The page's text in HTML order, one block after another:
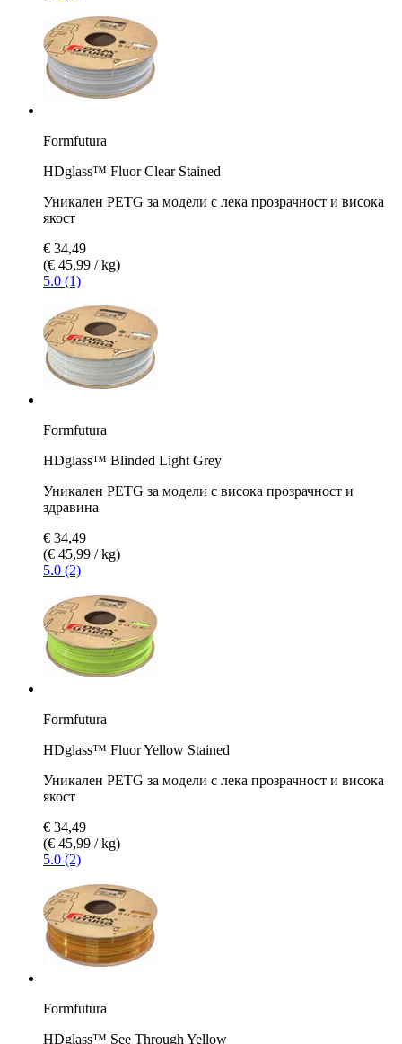
Formfutura
HDglass™ Fluor Clear Stained
Уникален PETG за модели с лека прозрачност и висока
якост
€ 34,49
(€ 45,99 / kg)
5.0 (1)
Formfutura
HDglass™ Blinded Light Grey
Уникален PETG за модели с висока прозрачност и
здравина
€ 34,49
(€ 45,99 / kg)
5.0 (2)
Formfutura
HDglass™ Fluor Yellow Stained
Уникален PETG за модели с лека прозрачност и висока
якост
€ 34,49
(€ 45,99 / kg)
5.0 (2)
Formfutura
HDglass™ See Through Yellow